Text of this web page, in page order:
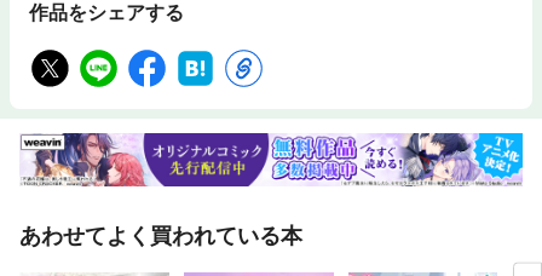
作品をシェアする
あわせてよく買われている本